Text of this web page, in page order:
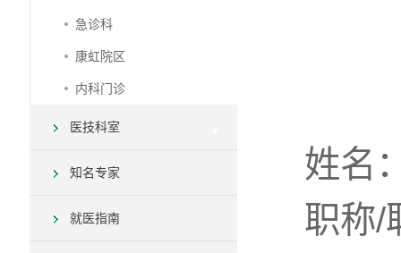
急诊科
康虹院区
内科门诊
医技科室
知名专家
就医指南
姓名
职称/